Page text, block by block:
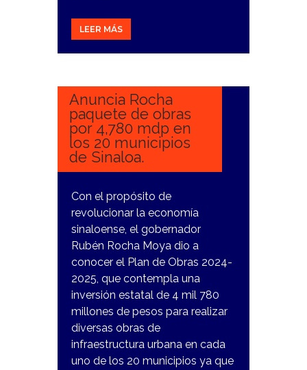
LEER MÁS
23
Anuncia Rocha
paquete de obras
por 4,780 mdp en
los 20 municipios
de Sinaloa.
Con el propósito de
revolucionar la economía
sinaloense, el gobernador
Rubén Rocha Moya dio a
conocer el Plan de Obras 2024-
2025, que contempla una
inversión estatal de 4 mil 780
millones de pesos para realizar
diversas obras de
infraestructura urbana en cada
uno de los 20 municipios ya que